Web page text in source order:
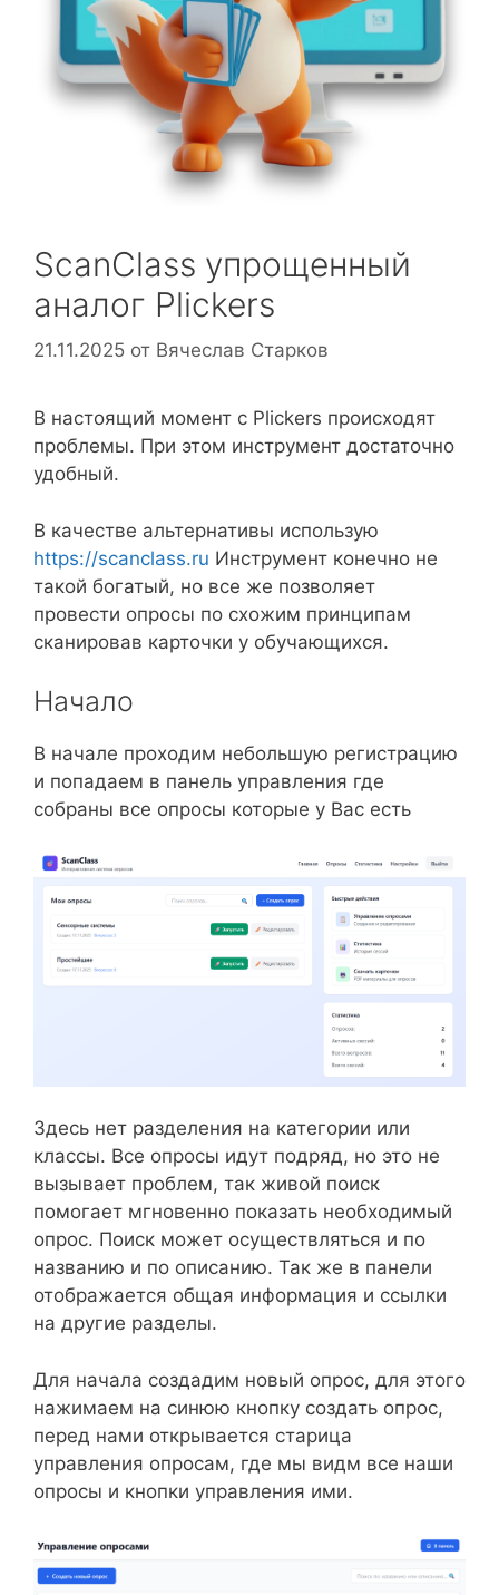
ScanClass упрощенный
аналог Plickers
21.11.2025 от Вячеслав Старков
В настоящий момент с Plickers происходят
проблемы. При этом инструмент достаточно
удобный.
В качестве альтернативы использую
https://scanclass.ru Инструмент конечно не
такой богатый, но все же позволяет
провести опросы по схожим принципам
сканировав карточки у обучающихся.
Начало
В начале проходим небольшую регистрацию
и попадаем в панель управления где
собраны все опросы которые у Вас есть
Здесь нет разделения на категории или
классы. Все опросы идут подряд, но это не
вызывает проблем, так живой поиск
помогает мгновенно показать необходимый
опрос. Поиск может осуществляться и по
названию и по описанию. Так же в панели
отображается общая информация и ссылки
на другие разделы.
Для начала создадим новый опрос, для этого
нажимаем на синюю кнопку создать опрос,
перед нами открывается старица
управления опросам, где мы видм все наши
опросы и кнопки управления ими.